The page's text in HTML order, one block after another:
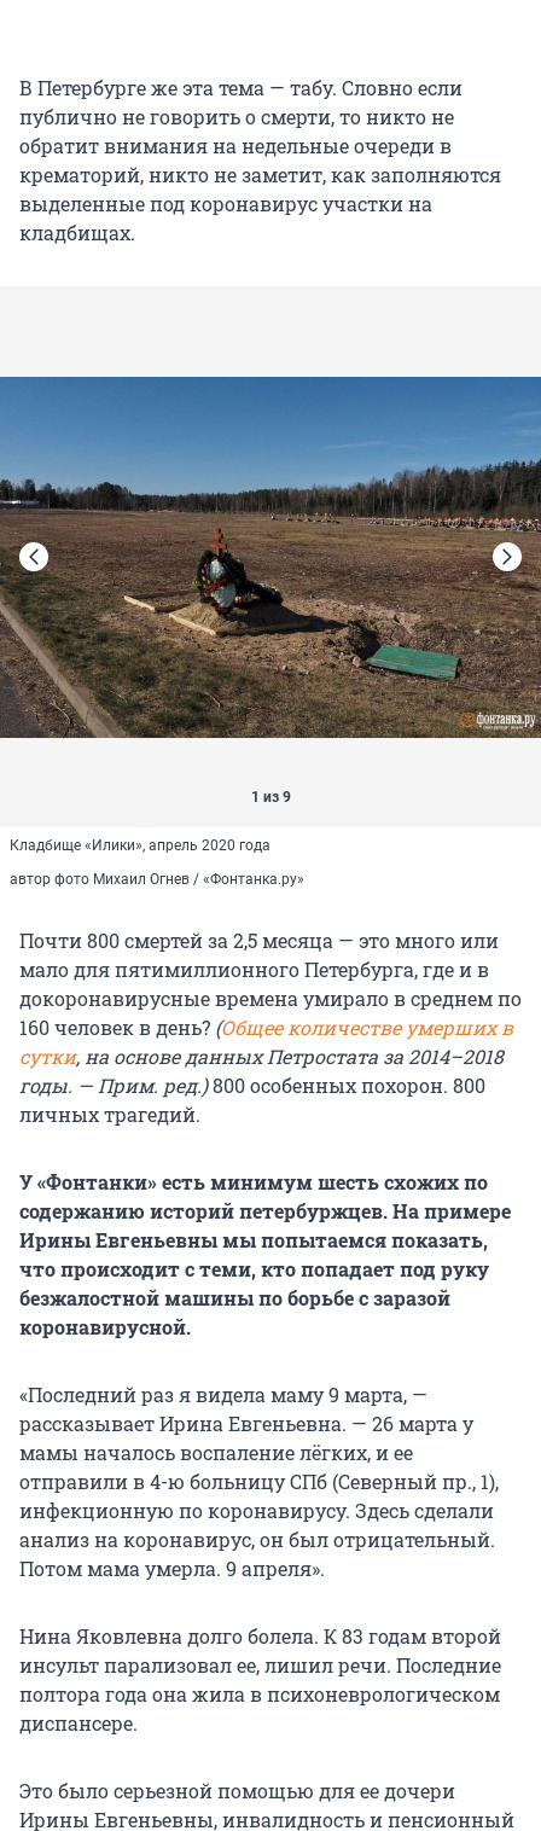
В Петербурге же эта тема — табу. Словно если
публично не говорить о смерти, то никто не
обратит внимания на недельные очереди в
крематорий, никто не заметит, как заполняются
выделенные под коронавирус участки на
кладбищах.
1 из 9
Кладбище «Илики», апрель 2020 года
автор фото Михаил Огнев / «Фонтанка.ру»
Почти 800 смертей за 2,5 месяца — это много или
мало для пятимиллионного Петербурга, где и в
докоронавирусные времена умирало в среднем по
160 человек в день? (Общее количестве умерших в
сутки, на основе данных Петростата за 2014–2018
годы. — Прим. ред.)800 особенных похорон. 800
личных трагедий.
У «Фонтанки» есть минимум шесть схожих по
содержанию историй петербуржцев. На примере
Ирины Евгеньевны мы попытаемся показать,
что происходит с теми, кто попадает под руку
безжалостной машины по борьбе с заразой
коронавирусной.
«Последний раз я видела маму 9 марта, —
рассказывает Ирина Евгеньевна. — 26 марта у
мамы началось воспаление лёгких, и ее
отправили в 4-ю больницу СПб (Северный пр., 1),
инфекционную по коронавирусу. Здесь сделали
анализ на коронавирус, он был отрицательный.
Потом мама умерла. 9 апреля».
Нина Яковлевна долго болела. К 83 годам второй
инсульт парализовал ее, лишил речи. Последние
полтора года она жила в психоневрологическом
диспансере.
Это было серьезной помощью для ее дочери
Ирины Евгеньевны, инвалидность и пенсионный